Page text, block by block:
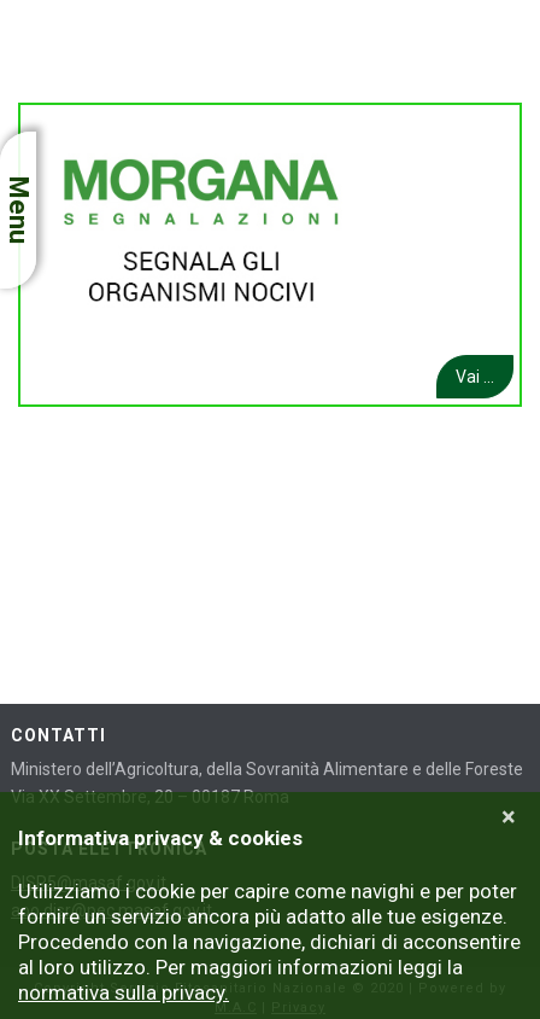
Menu
Vai ...
CONTATTI
Ministero dell’Agricoltura, della Sovranità Alimentare e delle Foreste
Via XX Settembre, 20 – 00187 Roma
POSTA ELETTRONICA
DISR5@masaf.gov.it
aoo.disr@pec.masaf.gov.it
Copyright Servizio Fitosanitario Nazionale © 2020 | Powered by
M.A.C
×
Informativa privacy & cookies
Utilizziamo i cookie per capire come navighi e per poter
fornire un servizio ancora più adatto alle tue esigenze.
Procedendo con la navigazione, dichiari di acconsentire
al loro utilizzo. Per maggiori informazioni leggi la
normativa sulla privacy.